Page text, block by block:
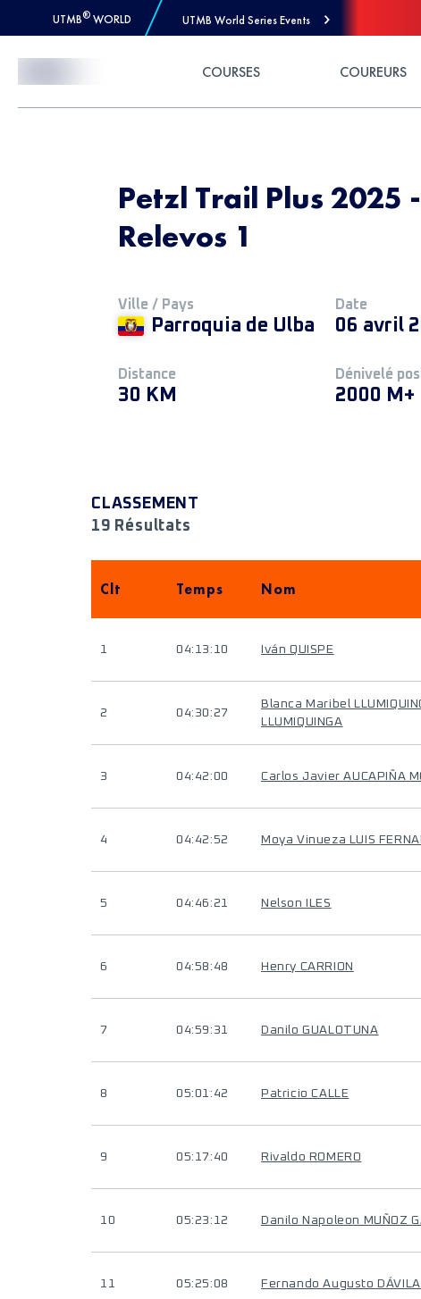
UTMB® WORLD UTMB World Series Events
COURSES COUREURS
Petzl Trail Plus 2025
Relevos 1
Ville / Pays
Parroquia de Ulba
Date
06 avril
Distance
30 KM
Dénivelé
2000 M+
CLASSEMENT
19 Résultats
Clt Temps Nom
1 04:13:10 Iván QUISPE
2 04:30:27
Blanca Maribel
LLUMIQUINGA
3 04:42:00 Carlos Javier AUCAPIÑA
4 04:42:52 Moya Vinueza LUIS
5 04:46:21 Nelson ILES
6 04:58:48 Henry CARRION
7 04:59:31 Danilo GUALOTUNA
8 05:01:42 Patricio CALLE
9 05:17:40 Rivaldo ROMERO
10 05:23:12 Danilo Napoleon MUÑOZ
11 05:25:08 Fernando Augusto DÁVILA